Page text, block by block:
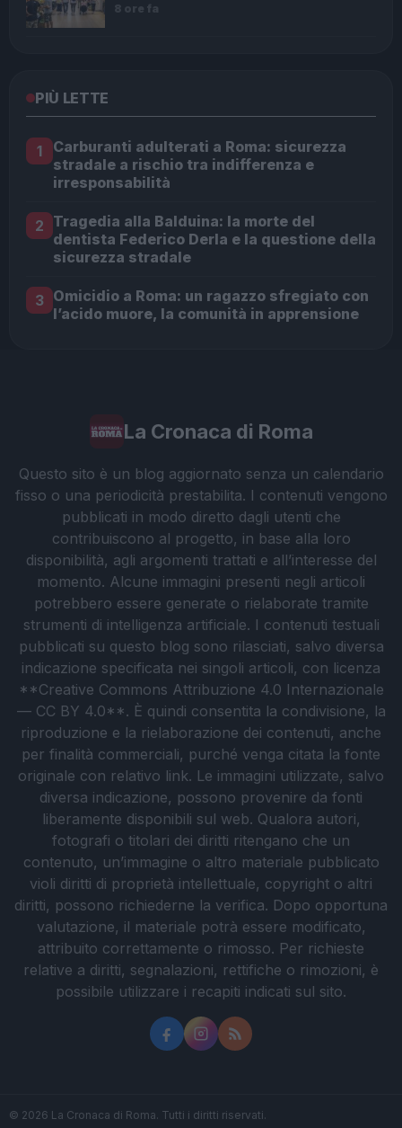
8 ore fa
PIÙ LETTE
1
Carburanti adulterati a Roma: sicurezza
stradale a rischio tra indifferenza e
irresponsabilità
2 Tragedia alla Balduina: la morte del
dentista Federico Derla e la questione della
sicurezza stradale
3 Omicidio a Roma: un ragazzo sfregiato con
l’acido muore, la comunità in apprensione
La Cronaca di Roma
Questo sito è un blog aggiornato senza un calendario
fisso o una periodicità prestabilita. I contenuti vengono
pubblicati in modo diretto dagli utenti che
contribuiscono al progetto, in base alla loro
disponibilità, agli argomenti trattati e all’interesse del
momento. Alcune immagini presenti negli articoli
potrebbero essere generate o rielaborate tramite
strumenti di intelligenza artificiale. I contenuti testuali
pubblicati su questo blog sono rilasciati, salvo diversa
indicazione specificata nei singoli articoli, con licenza
**Creative Commons Attribuzione 4.0 Internazionale
— CC BY 4.0**. È quindi consentita la condivisione, la
riproduzione e la rielaborazione dei contenuti, anche
per finalità commerciali, purché venga citata la fonte
originale con relativo link. Le immagini utilizzate, salvo
diversa indicazione, possono provenire da fonti
liberamente disponibili sul web. Qualora autori,
fotografi o titolari dei diritti ritengano che un
contenuto, un’immagine o altro materiale pubblicato
violi diritti di proprietà intellettuale, copyright o altri
diritti, possono richiederne la verifica. Dopo opportuna
valutazione, il materiale potrà essere modificato,
attribuito correttamente o rimosso. Per richieste
relative a diritti, segnalazioni, rettifiche o rimozioni, è
possibile utilizzare i recapiti indicati sul sito.
© 2026 La Cronaca di Roma. Tutti i diritti riservati.